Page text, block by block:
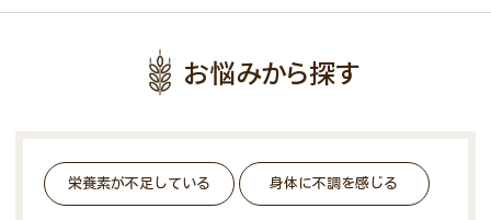
お悩みから探す
栄養素が不足している 身体に不調を感じる